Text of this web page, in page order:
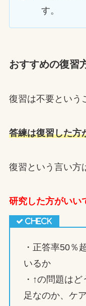
す。
おすすめの復習
復習は不要という
答練は復習した方
復習という言い方
研究した方がいい
・正答率50％
いるか
・↑の問題は
足なのか、ケ